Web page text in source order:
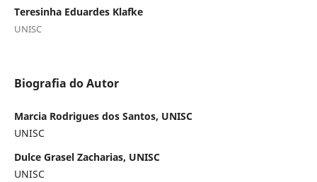
Teresinha Eduardes Klafke
UNISC
Biografia do Autor
Marcia Rodrigues dos Santos, UNISC
UNISC
Dulce Grasel Zacharias, UNISC
UNISC